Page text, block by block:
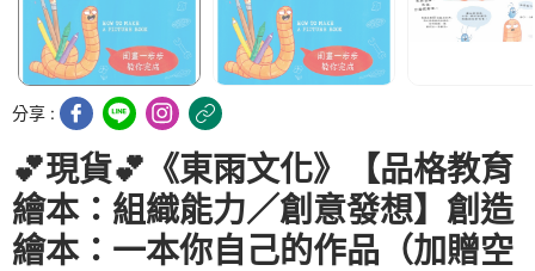
分享 :
💕現貨💕《東雨文化》【品格教育
繪本：組織能力／創意發想】創造
繪本：一本你自己的作品（加贈空